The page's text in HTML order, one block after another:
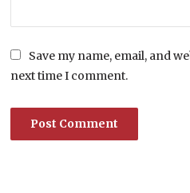
Save my name, email, and
next time I comment.